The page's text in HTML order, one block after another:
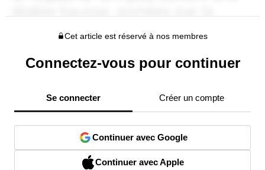
Cet article est réservé à nos membres
Connectez-vous pour continuer
Se connecter Créer un compte
Continuer avec Google
Continuer avec Apple